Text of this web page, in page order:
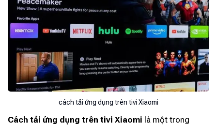
cách tải ứng dụng trên tivi Xiaomi
Cách tải ứng dụng trên tivi Xiaomi là một trong